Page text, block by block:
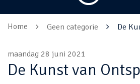
Home Geen categorie De
maandag 28 juni 2021
De Kunst van